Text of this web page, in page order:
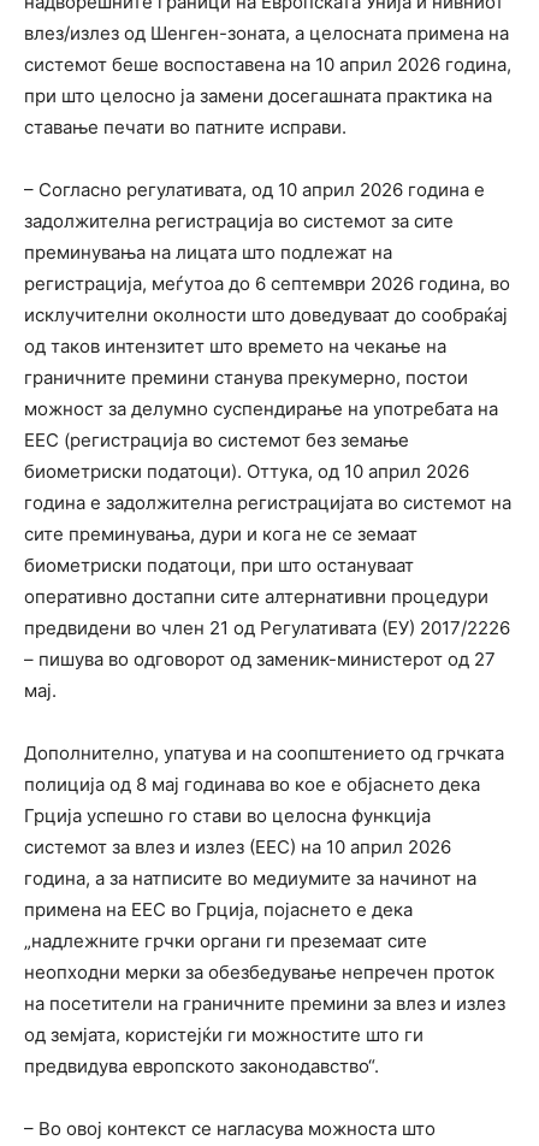
влез/излез од Шенген-зоната, a целосната примена на
системот беше воспоставена на 10 април 2026 година,
при што целосно ја замени досегашната практика на
ставање печати во патните исправи.
– Согласно регулативата, од 10 април 2026 година е
задолжителна регистрација во системот за сите
преминувања на лицата што подлежат на
регистрација, меѓутоа до 6 септември 2026 година, во
исклучителни околности што доведуваат до сообраќај
од таков интензитет што времето на чекање на
граничните премини станува прекумерно, постои
можност за делумно суспендирање на употребата на
ЕЕС (регистрација во системот без земање
биометриски податоци). Оттука, од 10 април 2026
година е задолжителна регистрацијата во системот на
сите преминувања, дури и кога не се земаат
биометриски податоци, при што остануваат
оперативно достапни сите алтернативни процедури
предвидени во член 21 од Регулативата (ЕУ) 2017/2226
– пишува во одговорот од заменик-министерот од 27
мај.
Дополнително, упатува и на соопштението од грчката
полиција од 8 мај годинава во кое е објаснето дека
Грција успешно го стави во целосна функција
системот за влез и излез (ЕЕС) на 10 април 2026
година, а за натписите во медиумите за начинот на
примена на ЕЕС во Грција, појаснето е дека
„надлежните грчки органи ги преземаат сите
неопходни мерки за обезбедување непречен проток
на посетители на граничните премини за влез и излез
од земјата, користејќи ги можностите што ги
предвидува европското законодавство“.
– Во овој контекст се нагласува можноста што